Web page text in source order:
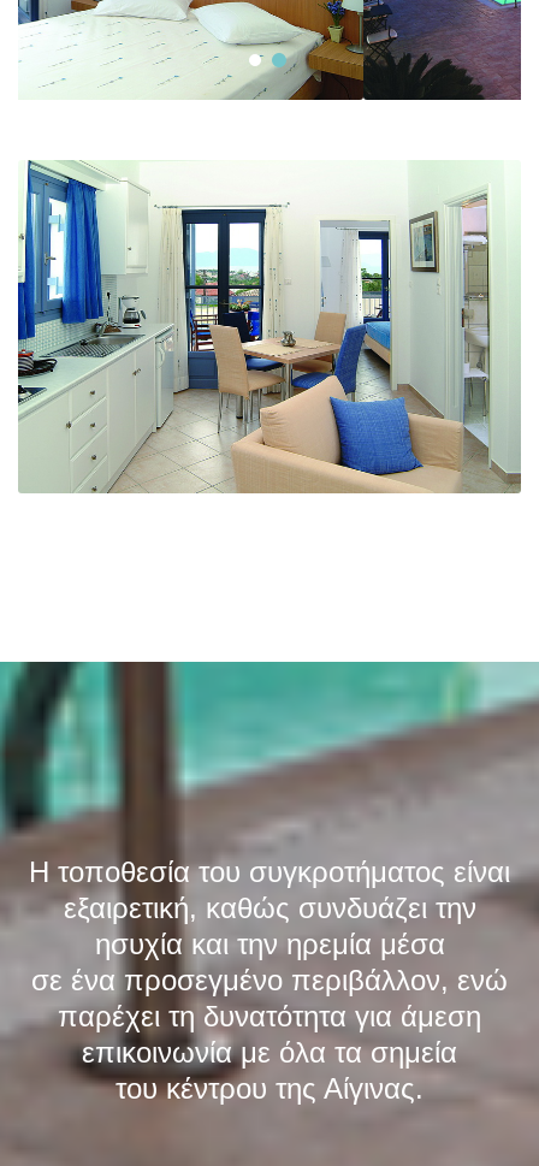
Η τοποθεσία του συγκροτήματος είναι
εξαιρετική, καθώς συνδυάζει την
ησυχία και την ηρεμία μέσα
σε ένα προσεγμένο περιβάλλον, ενώ
παρέχει τη δυνατότητα για άμεση
επικοινωνία με όλα τα σημεία
του κέντρου της Αίγινας.